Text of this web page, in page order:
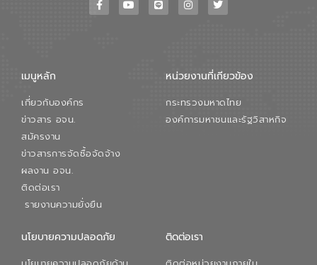
เมนูหลัก
เกี่ยวกับองค์กร
ข่าวสาร อจน.
สมัครงาน
ข่าวสารการจัดซื้อจัดจ้าง
ผลงาน อจน.
ติดต่อเรา
รายงานความยั่งยืน
หน่วยงานที่เกียวข้อง
กระทรวงมหาดไทย
องค์การมหาชนและรัฐวิสาหกิจ
นโยบายความปลอดภัย ติดต่อเรา